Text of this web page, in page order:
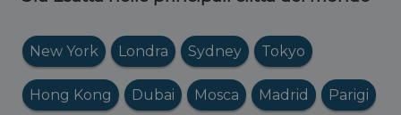
New York Londra Sydney Tokyo
Hong Kong Dubai Mosca Madrid Parigi